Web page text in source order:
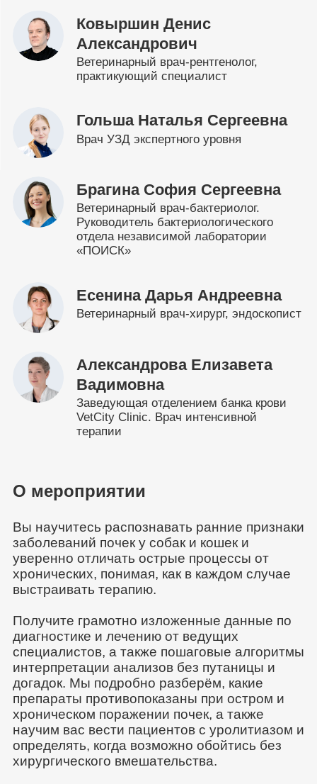
Ковыршин Денис
Александрович
Ветеринарный врач-рентгенолог,
практикующий специалист
Гольша Наталья Сергеевна
Врач УЗД экспертного уровня
Брагина София Сергеевна
Ветеринарный врач-бактериолог.
Руководитель бактериологического
отдела независимой лаборатории
«ПОИСК»
Есенина Дарья Андреевна
Ветеринарный врач-хирург, эндоскопист
Александрова Елизавета
Вадимовна
Заведующая отделением банка крови
VetCity Clinic. Врач интенсивной
терапии
О мероприятии
Вы научитесь распознавать ранние признаки
заболеваний почек у собак и кошек и
уверенно отличать острые процессы от
хронических, понимая, как в каждом случае
выстраивать терапию.
Получите грамотно изложенные данные по
диагностике и лечению от ведущих
специалистов, а также пошаговые алгоритмы
интерпретации анализов без путаницы и
догадок. Мы подробно разберём, какие
препараты противопоказаны при остром и
хроническом поражении почек, а также
научим вас вести пациентов с уролитиазом и
определять, когда возможно обойтись без
хирургического вмешательства.